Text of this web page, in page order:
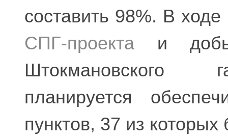
составить 98%. В
СПГ-проекта и
Штокмановского
планируется
пунктов, 37 из